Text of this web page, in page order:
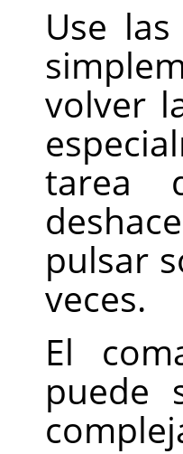
Use
volver
tarea
pulsar
veces.
El
puede